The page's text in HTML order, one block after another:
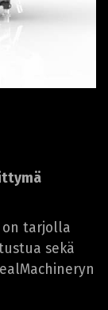
on tarjolla
sekä